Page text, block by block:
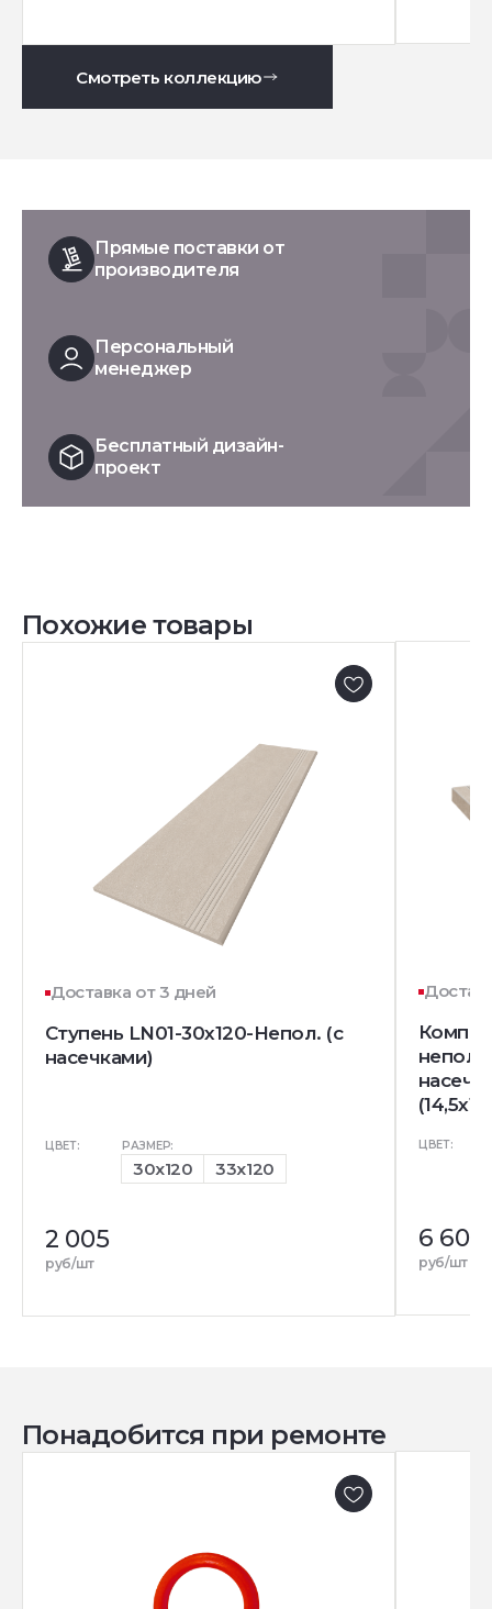
Смотреть коллекцию
Прямые поставки от
производителя
Персональный
менеджер
Бесплатный дизайн-
проект
Похожие товары
Доставка от 3 дней
Ступень LN01-30x120-Непол. (с
насечками)
ЦВЕТ: РАЗМЕР:
30x120 33x120
2 005
руб/шт
непол.
ЦВЕТ:
6 600
руб/шт
Понадобится при ремонте